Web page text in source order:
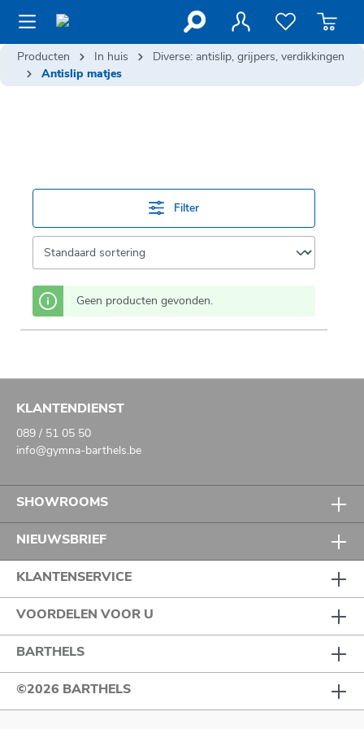
hoofdinhoud
Producten In huis
Diverse: antislip, grijpers, verdikkingen
Antislip matjes
Filter
Geen producten gevonden.
KLANTENDIENST
089 / 51 05 50
info@gymna-barthels.be
SHOWROOMS
NIEUWSBRIEF
KLANTENSERVICE
VOORDELEN VOOR U
BARTHELS
©2026 BARTHELS